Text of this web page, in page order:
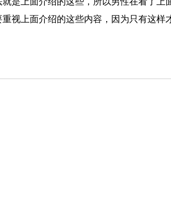
视上面介绍的这些内容，因为只有这样